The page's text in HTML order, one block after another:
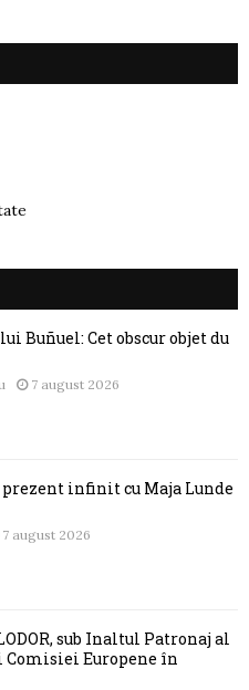
Buñuel: Cet obscur objet du
7 august 2026
infinit cu Maja Lunde
7 august 2026
sub Înaltul Patronaj al
Comisiei Europene în